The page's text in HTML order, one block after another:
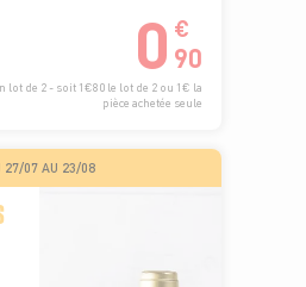
0 €
90
lot de 2 - soit 1€80 le lot de 2 ou 1€ la
pièce achetée seule
27/07 AU 23/08